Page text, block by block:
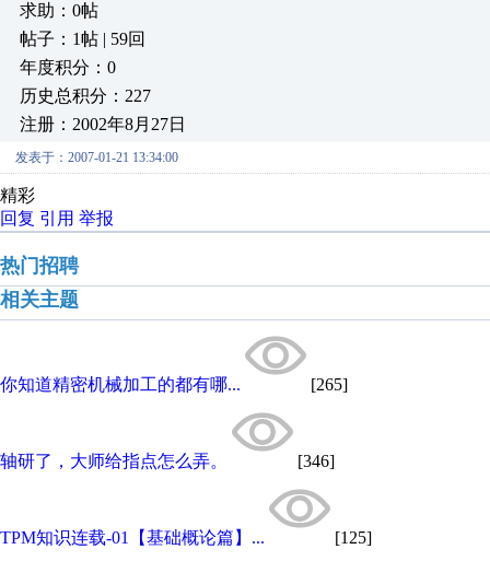
求助：0帖
帖子：1帖 | 59回
年度积分：0
历史总积分：227
注册：2002年8月27日
发表于：2007-01-21 13:34:00
精彩
回复 引用 举报
热门招聘
相关主题
你知道精密机械加工的都有哪... [265]
轴研了，大师给指点怎么弄。 [346]
TPM知识连载-01【基础概论篇】... [125]